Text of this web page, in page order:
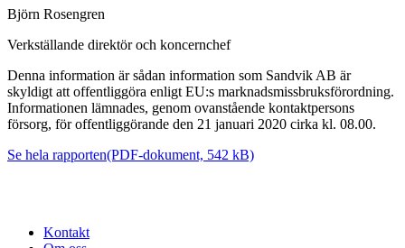
Björn Rosengren
Verkställande direktör och koncernchef
Denna information är sådan information som Sandvik AB är
skyldigt att offentliggöra enligt EU:s marknadsmissbruksförordning.
Informationen lämnades, genom ovanstående kontaktpersons
försorg, för offentliggörande den 21 januari 2020 cirka kl. 08.00.
Se hela rapporten(PDF-dokument, 542 kB)
Kontakt